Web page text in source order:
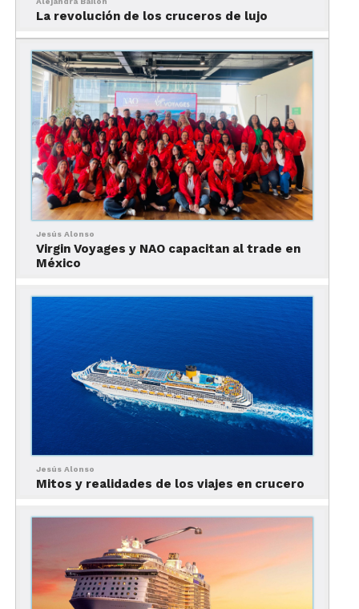
permiten a las parejas disfrutar de experiencias
compartidas, desde cenas íntimas hasta
emocionantes excursiones en tierra.
4. Alojamientos de ensueño:
Las suites con vista al mar y camarotes elegantes
ofrecen un alojamiento de lujo que proporciona
privacidad y comodidad, creando el escenario
perfecto para una escapada romántica.
5. Cenas memorables:
La oferta culinaria a bordo se convierte en un
La revolución de los cruceros de lujo
Jesús Alonso
Virgin Voyages y NAO capacitan al trade en
México
Jesús Alonso
Mitos y realidades de los viajes en crucero